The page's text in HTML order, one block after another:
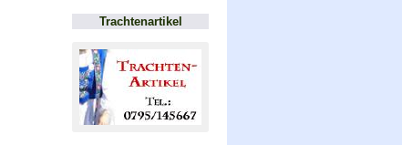
Trachtenartikel